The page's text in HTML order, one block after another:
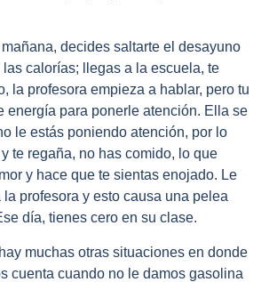
decides saltarte el desayuno
las calorías; llegas a la escuela, te
la profesora empieza a hablar, pero tu
energía para ponerle atención. Ella se
le estás poniendo atención, por lo
te regaña, no has comido, lo que
y hace que te sientas enojado. Le
profesora y esto causa una pelea
día, tienes cero en su clase.
muchas otras situaciones en donde
cuenta cuando no le damos gasolina